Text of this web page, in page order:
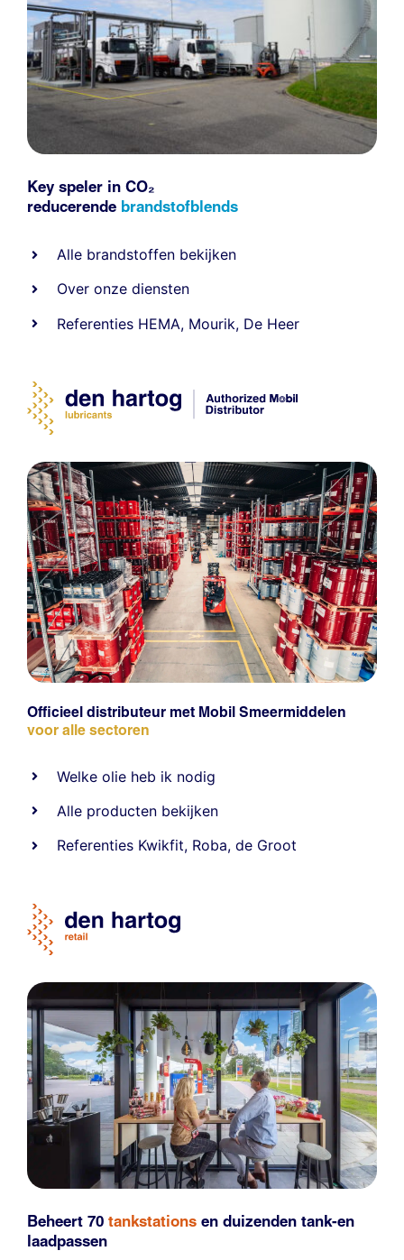
Key speler in CO₂
reducerende brandstofblends
Alle brandstoffen bekijken
Over onze diensten
Referenties HEMA, Mourik, De Heer
Officieel distributeur met Mobil Smeermiddelen
voor alle sectoren
Welke olie heb ik nodig
Alle producten bekijken
Referenties Kwikfit, Roba,de Groot
Beheert 70 tankstations en duizenden tank-en
laadpassen